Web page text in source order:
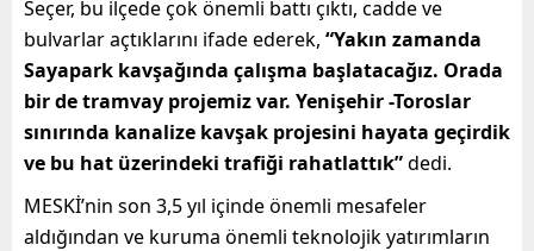
Seçer, bu ilçede çok önemli battı çıktı, cadde ve
bulvarlar açtıklarını ifade ederek, “Yakın zamanda
Sayapark kavşağında çalışma başlatacağız. Orada
bir de tramvay projemiz var. Yenişehir -Toroslar
sınırında kanalize kavşak projesini hayata geçirdik
ve bu hat üzerindeki trafiği rahatlattık”dedi.
MESKİ’nin son 3,5 yıl içinde önemli mesafeler
aldığından ve kuruma önemli teknolojik yatırımların